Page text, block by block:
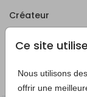
Ce site
Nous utilisons
offrir une
Créateur
Produits